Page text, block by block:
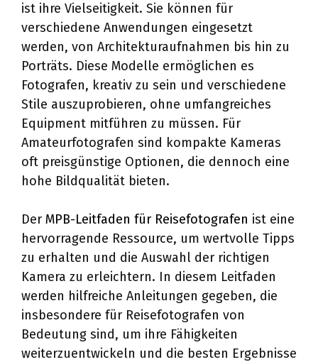
ist ihre Vielseitigkeit. Sie können für
verschiedene Anwendungen eingesetzt
werden, von Architekturaufnahmen bis hin zu
Porträts. Diese Modelle ermöglichen es
Fotografen, kreativ zu sein und verschiedene
Stile auszuprobieren, ohne umfangreiches
Equipment mitführen zu müssen. Für
Amateurfotografen sind kompakte Kameras
oft preisgünstige Optionen, die dennoch eine
hohe Bildqualität bieten.
Der MPB-Leitfaden für Reisefotografen ist eine
hervorragende Ressource, um wertvolle Tipps
zu erhalten und die Auswahl der richtigen
Kamera zu erleichtern. In diesem Leitfaden
werden hilfreiche Anleitungen gegeben, die
insbesondere für Reisefotografen von
Bedeutung sind, um ihre Fähigkeiten
weiterzuentwickeln und die besten Ergebnisse